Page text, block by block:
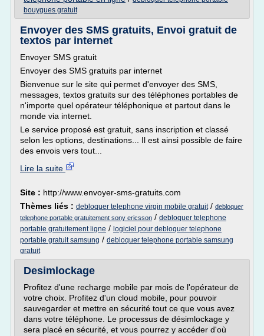
bouygues gratuit
Envoyer des SMS gratuits, Envoi gratuit de
textos par internet
Envoyer SMS gratuit
Envoyer des SMS gratuits par internet
Bienvenue sur le site qui permet d'envoyer des SMS,
messages, textos gratuits sur des téléphones portables de
n'importe quel opérateur téléphonique et partout dans le
monde via internet.
Le service proposé est gratuit, sans inscription et classé
selon les options, destinations... Il est ainsi possible de faire
des envois vers tout...
Lire la suite
Site : http://www.envoyer-sms-gratuits.com
Thèmes liés : debloquer telephone virgin mobile gratuit/ debloquer
telephone portable gratuitement sony ericsson / debloquer telephone
portable gratuitement ligne / logiciel pour debloquer telephone
portable gratuit samsung / debloquer telephone portable samsung
gratuit
Desimlockage
Profitez d'une recharge mobile par mois de l'opérateur de
votre choix. Profitez d'un cloud mobile, pour pouvoir
sauvegarder et mettre en sécurité tout ce que vous avez
dans votre téléphone. Le processus de désimlockage y
sera placé en sécurité, et vous pourrez y accéder d'où